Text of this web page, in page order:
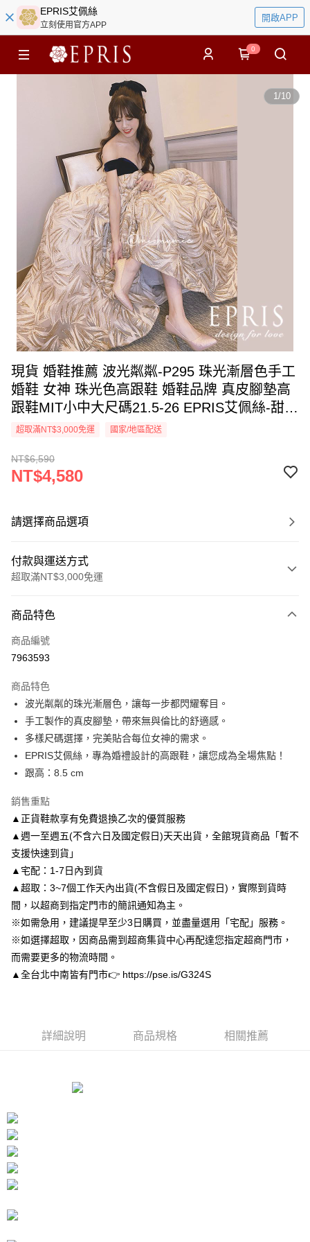
EPRIS艾佩絲
立刻使用官方APP
開啟APP
0
1/10
現貨 婚鞋推薦 波光粼粼-P295 珠光漸層色手工
婚鞋 女神 珠光色高跟鞋 婚鞋品牌 真皮腳墊高
跟鞋MIT小中大尺碼21.5-26 EPRIS艾佩絲-甜粉
金
超取滿NT$3,000免運 國家/地區配送
NT$6,590
NT$4,580
請選擇商品選項
付款與運送方式
超取滿NT$3,000免運
信用卡一次付款
信用卡分期付款
合作金庫商業銀行
華南商業銀行
彰化商業銀行
上海商業儲蓄銀行
台北富邦商業銀行
國泰世華商業銀行
兆豐國際商業銀行
臺灣中小企業銀行
台中商業銀行
匯豐（台灣）商業銀行
聯邦商業銀行
元大商業銀行
台新國際商業銀行
中國信託商業銀行
台灣樂天信用卡公司
6 期 0 利率 每期
華南商業銀行
彰化商業銀行
上海商業儲蓄銀行
台北富邦商業銀行
國泰世華商業銀行
兆豐國際商業銀行
臺灣中小企業銀行
聯邦商業銀行
元大商業銀行
永豐商業銀行
玉山商業銀行
星展（台灣）商業銀行
台新國際商業銀行
台灣樂天信用卡公司
LINE Pay
Apple Pay
街口支付
悠遊付
Google Pay
【關於「AFTEE先享後付」】
AFTEE先享後付是「在收到商品之後才付款」的支付方式。 讓您購物簡單
便利好安心！
１．簡單：不需註冊會員、不需綁卡、不需儲值。
２．便利：只要手機號碼，簡訊認證，即可結帳。
３．安心：先確認商品／服務後，再付款。
【「AFTEE先享後付」結帳流程】
１．於結帳方式選擇「AFTEE先享後付」後，將跳轉至「AFTEE先享後付」
ATM／網路銀行／等多元方式進行付款，方視為交易完成。
※ 請注意：結帳手續完成當下不需立刻繳費，但若您需要取消訂單，請聯絡
是否繳費成功／繳費後需取消欲退款等相關疑問，請聯繫「AFTEE先享後付
１．透過由恩沛科技股份有限公司提供之「AFTEE先享後付」服務完成之交
易，需依本服務之必要範圍內提供個人資料，並將交易相關給付款項請求債
權轉讓予恩沛科技股份有限公司。
https://aftee.tw/terms/#terms3
「AFTEE先享後付」，若未經同意申辦者引起之損失，本公司不負相關責
ATM付款
運送方式
付款後全家取貨
每筆NT$80，滿NT$3,000(含以上)免運費
海外宅配
商品特色
商品編號
7963593
商品特色
波光粼粼的珠光漸層色，讓每一步都閃耀奪目。
手工製作的真皮腳墊，帶來無與倫比的舒適感。
多樣尺碼選擇，完美貼合每位女神的需求。
EPRIS艾佩絲，專為婚禮設計的高跟鞋，讓您成為全場焦點！
跟高：8.5 cm
銷售重點
▲正貨鞋款享有免費退換乙次的優質服務
▲週一至週五(不含六日及國定假日)天天出貨，全館現貨商品「暫不
支援快速到貨」
▲宅配：1-7日內到貨
▲超取：3~7個工作天內出貨(不含假日及國定假日)，實際到貨時
間，以超商到指定門市的簡訊通知為主。
※如需急用，建議提早至少3日購買，並盡量選用「宅配」服務。
※如選擇超取，因商品需到超商集貨中心再配達您指定超商門市，
而需要更多的物流時間。
▲全台北中南皆有門市👉 https://pse.is/G324S
詳細說明 商品規格 相關推薦